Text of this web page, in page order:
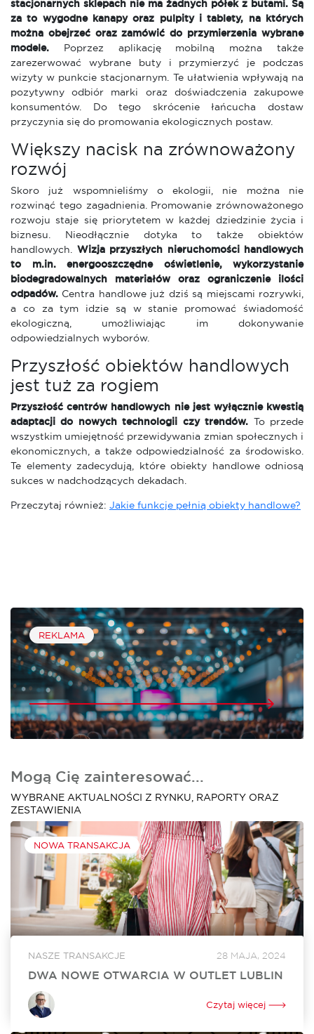
stacjonarnych sklepach nie ma żadnych półek z butami. Są
za to wygodne kanapy oraz pulpity i tablety, na których
można obejrzeć oraz zamówić do przymierzenia wybrane
modele. Poprzez aplikację mobilną można także
zarezerwować wybrane buty i przymierzyć je podczas
wizyty w punkcie stacjonarnym. Te ułatwienia wpływają na
pozytywny odbiór marki oraz doświadczenia zakupowe
konsumentów. Do tego skrócenie łańcucha dostaw
przyczynia się do promowania ekologicznych postaw.
Większy nacisk na zrównoważony
rozwój
Skoro już wspomnieliśmy o ekologii, nie można nie
rozwinąć tego zagadnienia. Promowanie zrównoważonego
rozwoju staje się priorytetem w każdej dziedzinie życia i
biznesu. Nieodłącznie dotyka to także obiektów
handlowych. Wizja przyszłych nieruchomości handlowych
to m.in. energooszczędne oświetlenie, wykorzystanie
biodegradowalnych materiałów oraz ograniczenie ilości
odpadów. Centra handlowe już dziś są miejscami rozrywki,
a co za tym idzie są w stanie promować świadomość
ekologiczną, umożliwiając im dokonywanie
odpowiedzialnych wyborów.
Przyszłość obiektów handlowych
jest tuż za rogiem
Przyszłość centrów handlowych nie jest wyłącznie kwestią
adaptacji do nowych technologii czy trendów. To przede
wszystkim umiejętność przewidywania zmian społecznych i
ekonomicznych, a także odpowiedzialność za środowisko.
Te elementy zadecydują, które obiekty handlowe odniosą
sukces w nadchodzących dekadach.
Przeczytaj również: Jakie funkcje pełnią obiekty handlowe?
REKLAMA
Mogą Cię zainteresować...
WYBRANE AKTUALNOŚCI Z RYNKU, RAPORTY ORAZ
ZESTAWIENIA
NOWA TRANSAKCJA
NASZE TRANSAKCJE 28 MAJA, 2024
DWA NOWE OTWARCIA W OUTLET LUBLIN
W czerwcu w Outlet Lublin otworzą się dwa nowe lokale. Na
powiększenie swojego dotychczasowego sklepu o ponad
250 mkw. zdecydował się Ochnik. Nowy lokal o powierzchni
Czytaj więcej